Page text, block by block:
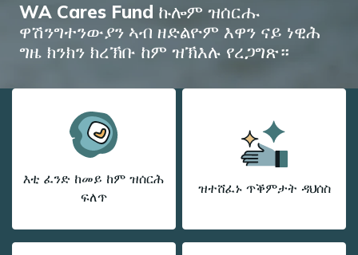
WA Cares Fund ኩሎም ዝሰርሑ
ዋሽንግተንውያን ኣብ ዘድልዮም እዋን ናይ ነዊሕ
ግዜ ክንክን ክረኽቡ ከም ዝኽእሉ የረጋግጽ።
እቲ ፈንድ ከመይ ከም ዝሰርሕ
ፍለጥ
ዝተሸፈኑ ጥቕምታት ዳህሰስ